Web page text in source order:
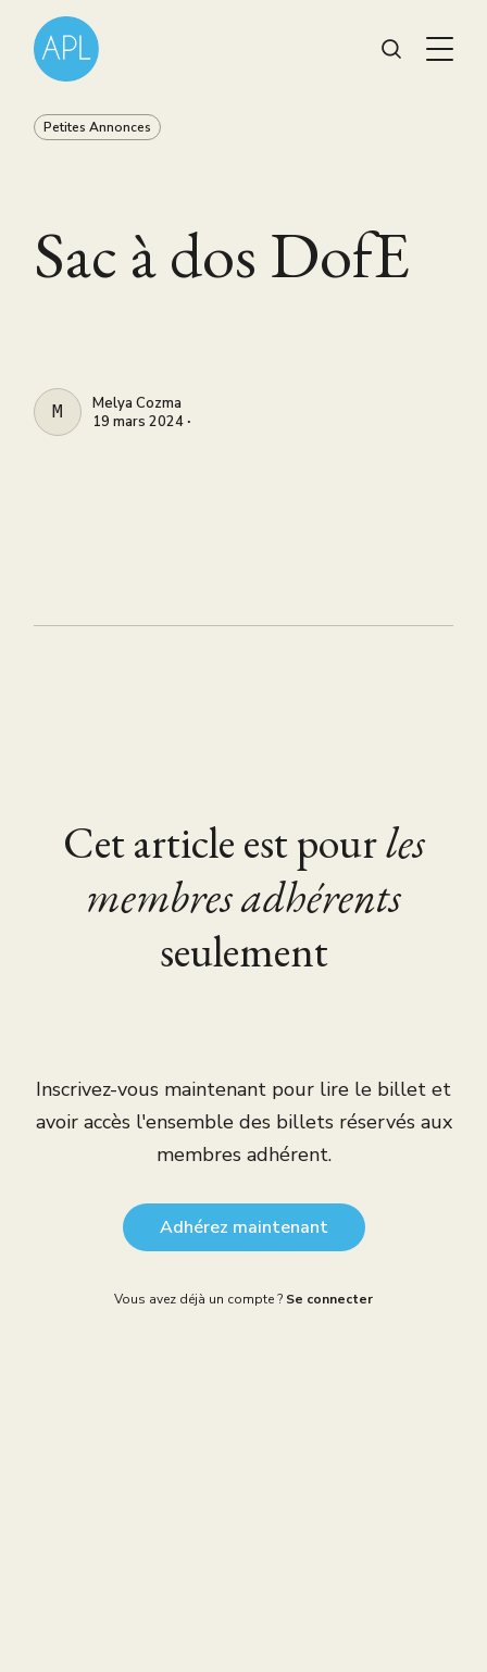
Petites Annonces
Sac à dos DofE
MELYA COZMA
Melya Cozma
19 mars 2024 ∙
Cet article est pourles
membres adhérents
seulement
Inscrivez-vous maintenant pour lire le billet et
avoir accès l'ensemble des billets réservés aux
membres adhérent.
Adhérez maintenant
Vous avez déjà un compte ? Se connecter